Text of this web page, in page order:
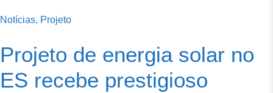
Notícias, Projeto
Projeto de energia solar no
ES recebe prestigioso